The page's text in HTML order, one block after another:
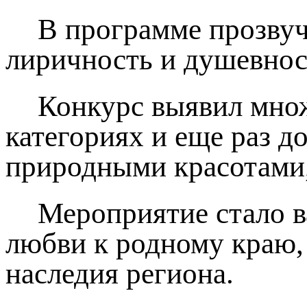
В программе
лиричность и
Конкурс выявил
категориях и еще раз
природными
Мероприятие стало
любви к родному краю,
наследия региона.